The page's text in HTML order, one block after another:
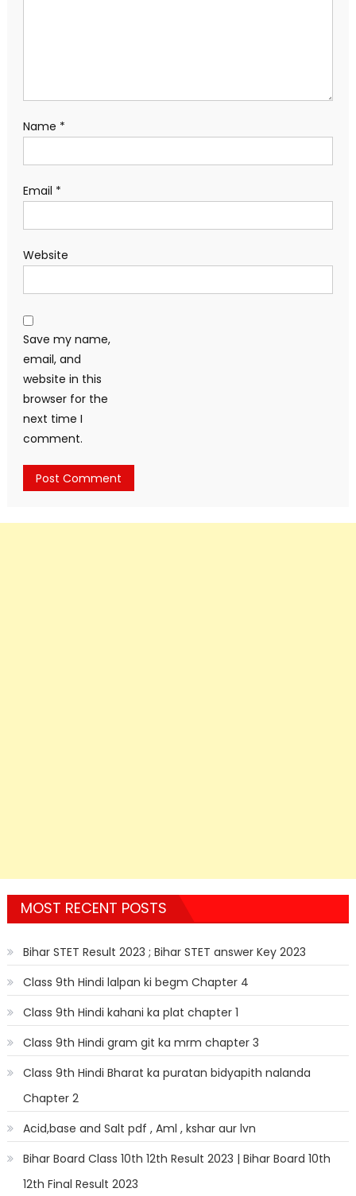
Name *
Email *
Website
Save my name,
email, and
website in this
browser for the
next time I
comment.
MOST RECENT POSTS
Bihar STET Result 2023 ; Bihar STET answer Key 2023
Class 9th Hindi lalpan ki begm Chapter 4
Class 9th Hindi kahani ka plat chapter 1
Class 9th Hindi gram git ka mrm chapter 3
Class 9th Hindi Bharat ka puratan bidyapith nalanda
Chapter 2
Acid,base and Salt pdf , Aml , kshar aur lvn
Bihar Board Class 10th 12th Result 2023 | Bihar Board 10th
12th Final Result 2023